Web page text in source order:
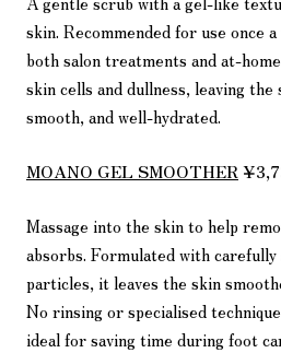
skin. Recommended for use once
both salon treatments and at-
skin cells and dullness, leaving
smooth, and well-hydrated.
MOANO GEL SMOOTHER
Massage into the skin to help
absorbs. Formulated with
particles, it leaves the skin
No rinsing or specialised
ideal for saving time during foot